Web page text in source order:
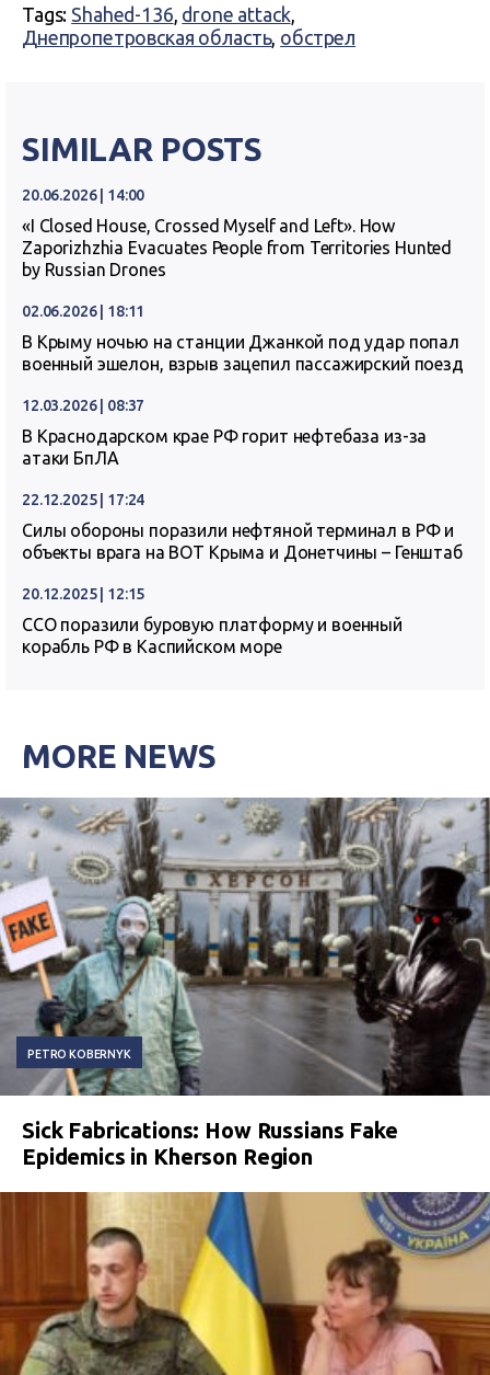
Tags: Shahed-136, drone attack,
Днепропетровская область, обстрел
SIMILAR POSTS
20.06.2026 | 14:00
«I Closed House, Crossed Myself and Left». How
Zaporizhzhia Evacuates People from Territories Hunted
by Russian Drones
02.06.2026 | 18:11
В Крыму ночью на станции Джанкой под удар попал
военный эшелон, взрыв зацепил пассажирский поезд
12.03.2026 | 08:37
В Краснодарском крае РФ горит нефтебаза из-за
атаки БпЛА
22.12.2025 | 17:24
Силы обороны поразили нефтяной терминал в РФ и
объекты врага на ВОТ Крыма и Донетчины – Генштаб
20.12.2025 | 12:15
ССО поразили буровую платформу и военный
корабль РФ в Каспийском море
MORE NEWS
PETRO KOBERNYK
Sick Fabrications: How Russians Fake
Epidemics in Kherson Region